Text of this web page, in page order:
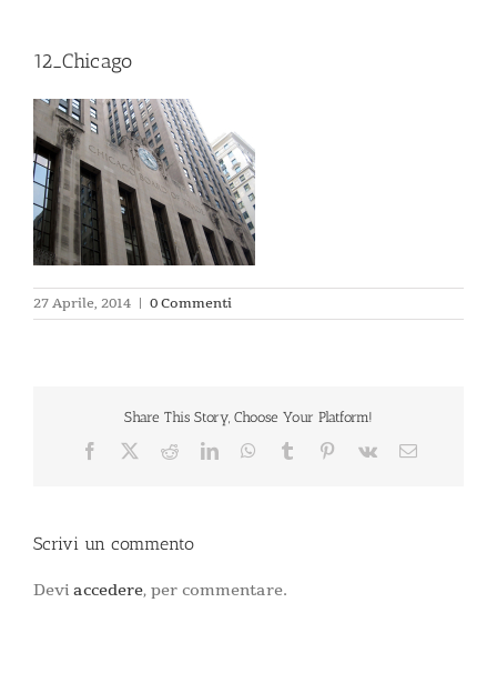
12_Chicago
27 Aprile, 2014 | 0 Commenti
Share This Story, Choose Your Platform!
Facebook RedditLinkedInWhatsApp
Tumblr Pinterest
Vk Email
Scrivi un commento
Devi accedere, per commentare.